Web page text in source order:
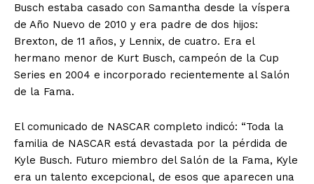
Busch estaba casado con Samantha desde la víspera
de Año Nuevo de 2010 y era padre de dos hijos:
Brexton, de 11 años, y Lennix, de cuatro. Era el
hermano menor de Kurt Busch, campeón de la Cup
Series en 2004 e incorporado recientemente al Salón
de la Fama.
El comunicado de NASCAR completo indicó: “Toda la
familia de NASCAR está devastada por la pérdida de
Kyle Busch. Futuro miembro del Salón de la Fama, Kyle
era un talento excepcional, de esos que aparecen una